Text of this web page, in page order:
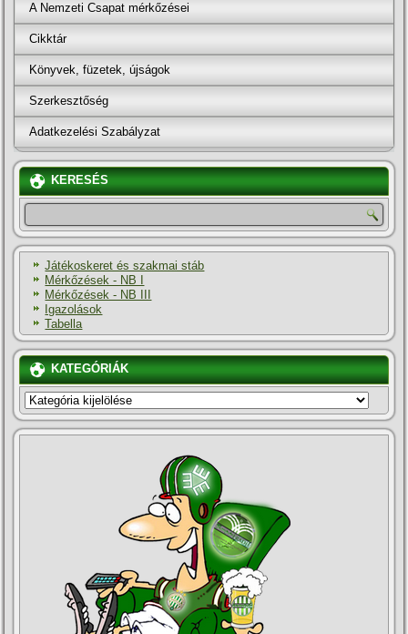
A Nemzeti Csapat mérkőzései
Cikktár
Könyvek, füzetek, újságok
Szerkesztőség
Adatkezelési Szabályzat
KERESÉS
Játékoskeret és szakmai stáb
Mérkőzések - NB I
Mérkőzések - NB III
Igazolások
Tabella
KATEGÓRIÁK
KATEGÓRIÁK